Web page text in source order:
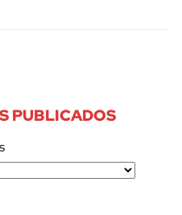
PUBLICADOS